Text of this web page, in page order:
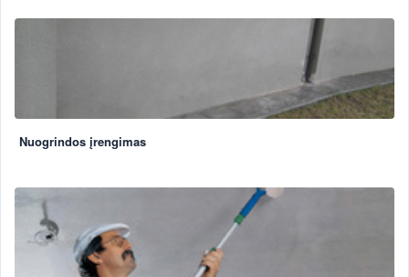
Nuogrindos įrengimas